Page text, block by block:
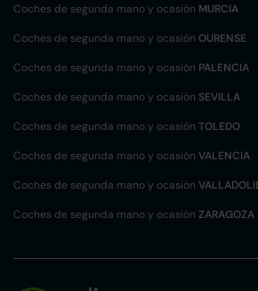
Coches de segunda mano y ocasión MURCIA
Coches de segunda mano y ocasión OURENSE
Coches de segunda mano y ocasión PALENCIA
Coches de segunda mano y ocasión SEVILLA
Coches de segunda mano y ocasión TOLEDO
Coches de segunda mano y ocasión VALENCIA
Coches de segunda mano y ocasión
Coches de segunda mano y ocasión ZARAGOZA